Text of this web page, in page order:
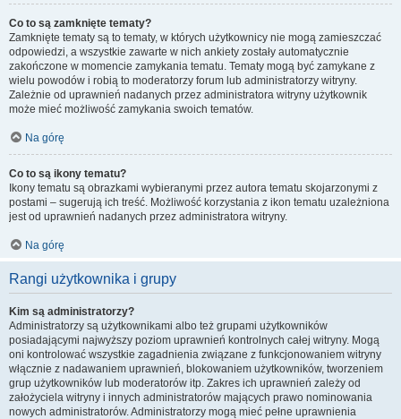
Co to są zamknięte tematy?
Zamknięte tematy są to tematy, w których użytkownicy nie mogą zamieszczać
odpowiedzi, a wszystkie zawarte w nich ankiety zostały automatycznie
zakończone w momencie zamykania tematu. Tematy mogą być zamykane z
wielu powodów i robią to moderatorzy forum lub administratorzy witryny.
Zależnie od uprawnień nadanych przez administratora witryny użytkownik
może mieć możliwość zamykania swoich tematów.
Na górę
Co to są ikony tematu?
Ikony tematu są obrazkami wybieranymi przez autora tematu skojarzonymi z
postami – sugerują ich treść. Możliwość korzystania z ikon tematu uzależniona
jest od uprawnień nadanych przez administratora witryny.
Na górę
Rangi użytkownika i grupy
Kim są administratorzy?
Administratorzy są użytkownikami albo też grupami użytkowników
posiadającymi najwyższy poziom uprawnień kontrolnych całej witryny. Mogą
oni kontrolować wszystkie zagadnienia związane z funkcjonowaniem witryny
włącznie z nadawaniem uprawnień, blokowaniem użytkowników, tworzeniem
grup użytkowników lub moderatorów itp. Zakres ich uprawnień zależy od
założyciela witryny i innych administratorów mających prawo nominowania
nowych administratorów. Administratorzy mogą mieć pełne uprawnienia